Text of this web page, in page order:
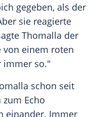
gegeben, als der
sie reagierte
Thomalla der
von einem roten
immer so."
schon seit
Echo
einander. Immer